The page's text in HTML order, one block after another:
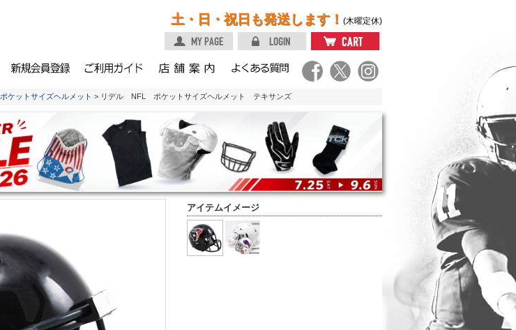
土・日・祝日も発送します！ (木曜定休)
ポケットサイズヘルメット > リデル NFL ポケットサイズヘルメット テキサンズ
アイテムイメージ